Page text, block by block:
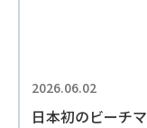
2026.06.02
日本初のビーチ